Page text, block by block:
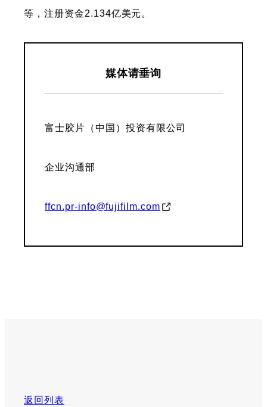
等，注册资金2.134亿美元。
媒体请垂询
富士胶片（中国）投资有限公司
企业沟通部
ffcn.pr-info@fujifilm.com
返回列表